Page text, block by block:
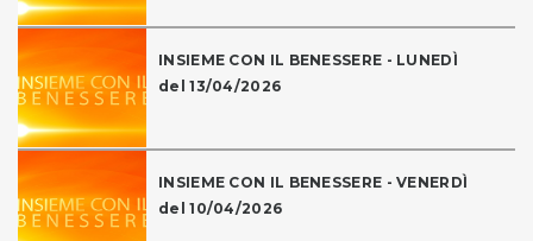
INSIEME CON IL BENESSERE - LUNEDÌ
del 13/04/2026
INSIEME CON IL BENESSERE - VENERDÌ
del 10/04/2026